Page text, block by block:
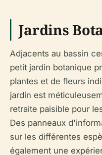
Jardins
Adjacents au bassin
petit jardin botanique
plantes et de fleurs
jardin est
retraite paisible pour
Des panneaux
sur les différentes
également une